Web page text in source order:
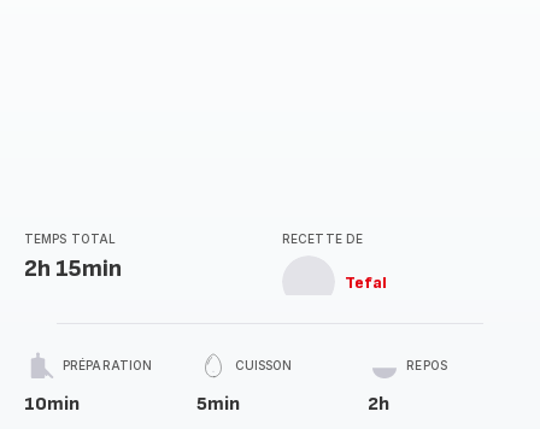
TEMPS TOTAL
2h 15min
RECETTE DE
Tefal
PRÉPARATION
10min
CUISSON
5min
REPOS
2h